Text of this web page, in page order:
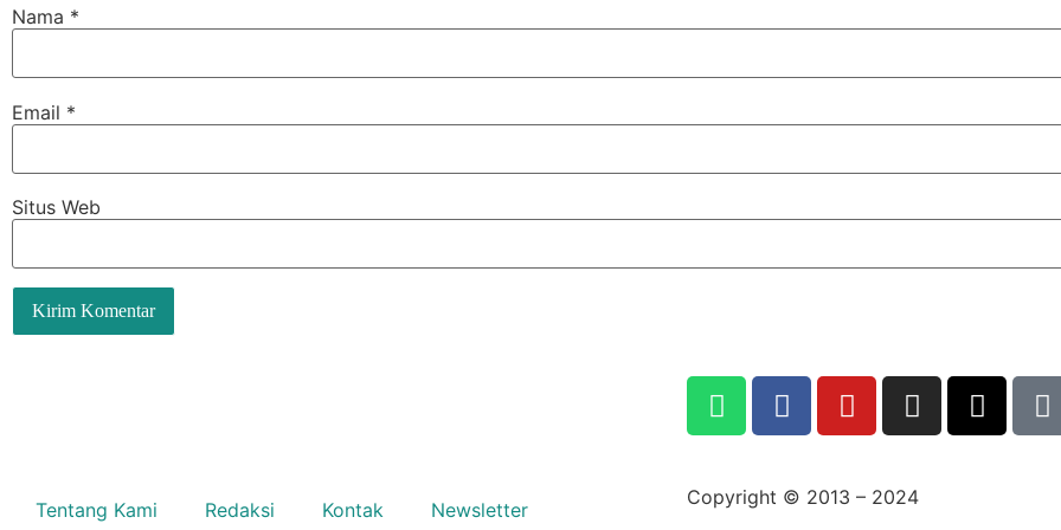
Nama *
Email *
Situs Web
Tentang Kami Redaksi Kontak Newsletter
Copyright © 2013 – 2024